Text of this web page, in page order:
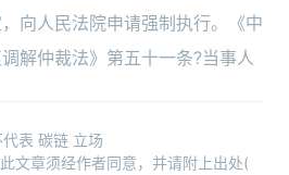
向人民法院申请强制执行。《中
解仲裁法》第五十一条?当事人
表 碳链 立场
文章须经作者同意，并请附上出处(